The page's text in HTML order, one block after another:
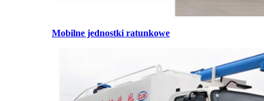
Mobilne jednostki ratunkowe